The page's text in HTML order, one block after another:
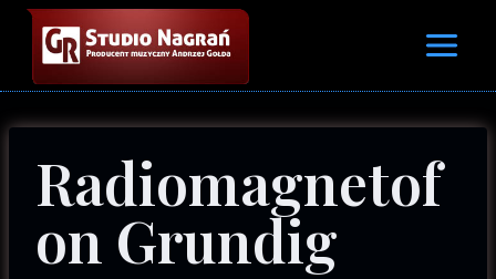
Przejdź
treści
Radiomagnetof
on Grundig